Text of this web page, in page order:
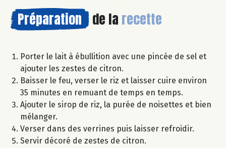
Préparation de la recette
Porter le lait à ébullition avec une pincée de sel et
ajouter les zestes de citron.
Baisser le feu, verser le riz et laisser cuire environ
35 minutes en remuant de temps en temps.
Ajouter le sirop de riz, la purée de noisettes et bien
mélanger.
Verser dans des verrines puis laisser refroidir.
Servir décoré de zestes de citron.